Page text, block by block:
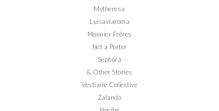
Mytheresa
Luisaviaroma
Monnier Frères
Net a Porter
Sephora
& Other Stories
Vestiaire Collective
Zalando